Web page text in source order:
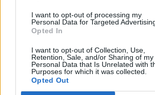
I want to opt-out of processing my
Personal Data for Targeted
Opted In
I want to opt-out of Collection, Use,
Retention, Sale, and/or Sharing of my
Personal Data that Is Unrelated with
Purposes for which it was collected.
Opted Out